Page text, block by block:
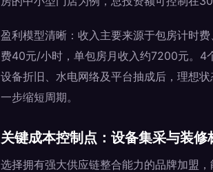
盈利模型清晰：收入主要来源于包房计时
费40元/小时，单包房月收入约7200元。4
设备折旧、水电网络及平台抽成后，理想
一步缩短周期。
关键成本控制点：设备集采与装修
选择拥有强大供应链整合能力的品牌加盟